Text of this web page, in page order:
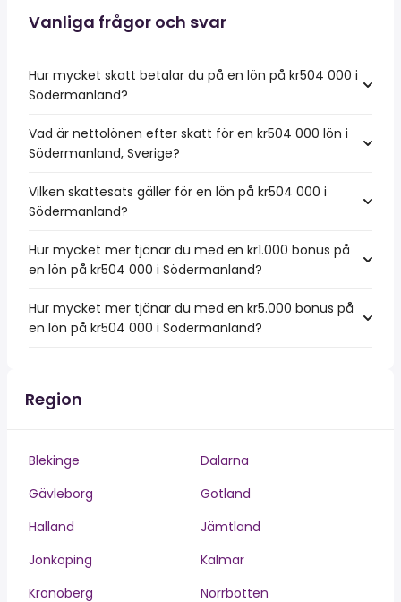
Vanliga frågor och svar
Hur mycket skatt betalar du på en lön på kr504 000 i
Södermanland?
Vad är nettolönen efter skatt för en kr504 000 lön i
Södermanland, Sverige?
Vilken skattesats gäller för en lön på kr504 000 i
Södermanland?
Hur mycket mer tjänar du med en kr1.000 bonus på
en lön på kr504 000 i Södermanland?
Hur mycket mer tjänar du med en kr5.000 bonus på
en lön på kr504 000 i Södermanland?
Region
Blekinge
Dalarna
Gävleborg
Gotland
Halland
Jämtland
Jönköping
Kalmar
Kronoberg
Norrbotten